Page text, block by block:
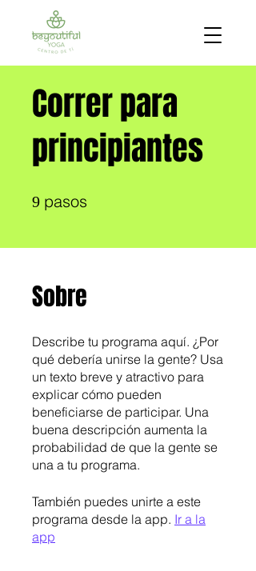
Correr para
principiantes
9 pasos
Sobre
Describe tu programa aquí. ¿Por
qué debería unirse la gente? Usa
un texto breve y atractivo para
explicar cómo pueden
beneficiarse de participar. Una
buena descripción aumenta la
probabilidad de que la gente se
una a tu programa.
También puedes unirte a este
programa desde la app. Ir a la
app